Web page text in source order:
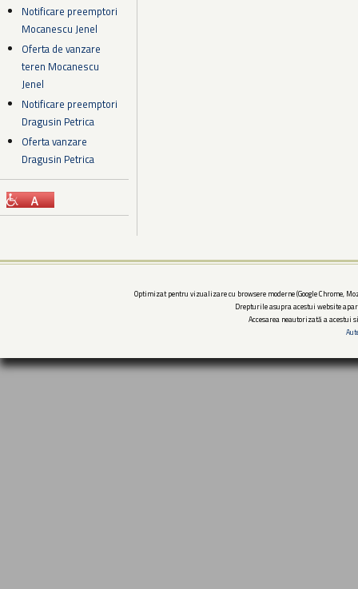
Notificare preemptori
Mocanescu Jenel
Oferta de vanzare
teren Mocanescu
Jenel
Notificare preemptori
Dragusin Petrica
Oferta vanzare
Dragusin Petrica
Optimizat pentru vizualizare cu browsere moderne (Google Chrome,
Drepturile asupra acestui website
Accesarea neautorizată a acestui